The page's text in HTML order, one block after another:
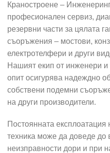
Краностроене –
професионален сервиз,
резервни части за цялата
съоръжения – мостови,
електротелфери и други
Нашият екип от инженери и
опит осигурява надеждно
собствени подемни
на други производители.
Постоянната
техника може да доведе до
неизправности дори и при